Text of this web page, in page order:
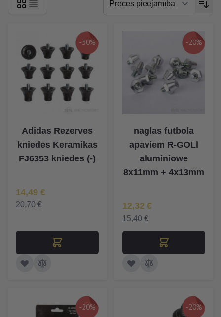
-30%
Adidas Rezerves
kniedes Keramikas
FJ6353 kniedes (-)
Īpaša Cena
14,49 €
20,70 €
-20%
naglas futbola
apaviem R-GOLl
aluminiowe
8x11mm + 4x13mm
Īpaša Cena
12,32 €
15,40 €
-20% -20%